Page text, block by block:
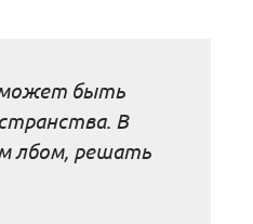
может быть
В
лбом, решать